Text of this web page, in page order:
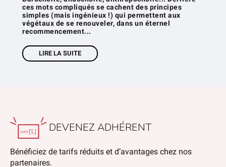
ces mots compliqués se cachent des principes
simples (mais ingénieux !) qui permettent aux
végétaux de se renouveler, dans un éternel
recommencement...
LIRE LA SUITE
DEVENEZ ADHÉRENT
Bénéficiez de tarifs réduits et d’avantages chez nos
partenaires.